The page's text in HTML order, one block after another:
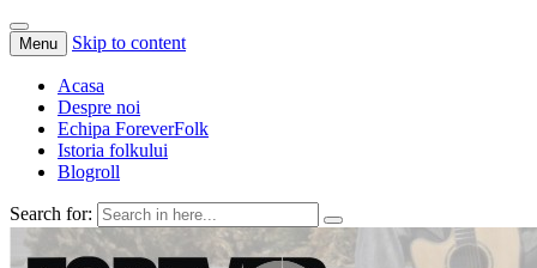
Menu Skip to content
Acasa
Despre noi
Echipa ForeverFolk
Istoria folkului
Blogroll
Search for:
ForeverFolk
Muzica sufletului tau